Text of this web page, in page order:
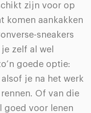
zijn voor op
komen aankakken
sneakers
zelf al wel
goede optie:
je na het werk
Of van die
goed voor lenen